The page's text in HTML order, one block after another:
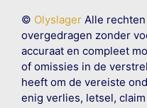
© OlyslagerAlle rechten
overgedragen zonder
accuraat en compleet
of omissies in de
heeft om de vereiste
enig verlies, letsel,